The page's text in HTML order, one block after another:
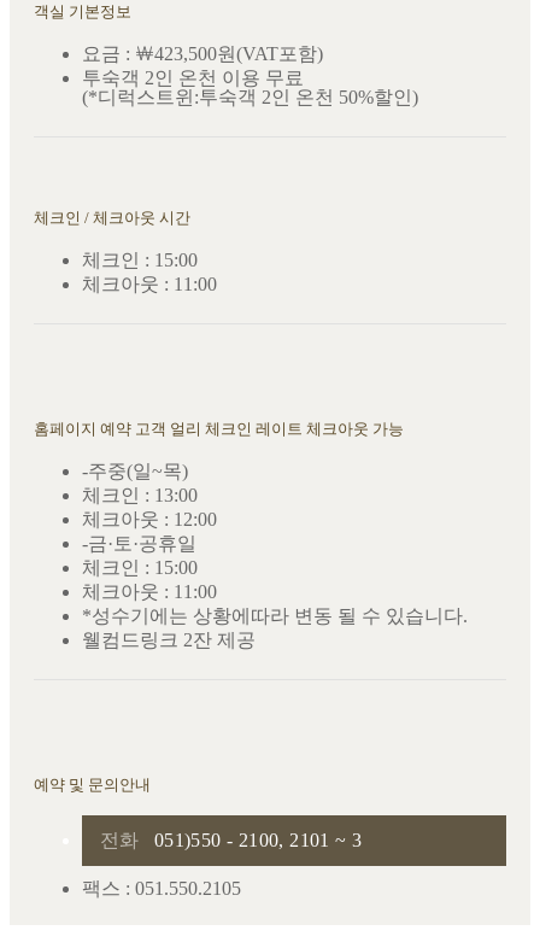
객실 기본정보
요금 : ￦423,500원(VAT포함)
투숙객 2인 온천 이용 무료
(*디럭스트윈:투숙객 2인 온천 50%할인)
체크인 / 체크아웃 시간
체크인 : 15:00
체크아웃 : 11:00
홈페이지 예약 고객 얼리 체크인 레이트 체크아웃 가능
-주중(일~목)
체크인 : 13:00
체크아웃 : 12:00
-금·토·공휴일
체크인 : 15:00
체크아웃 : 11:00
*성수기에는 상황에따라 변동 될 수 있습니다.
웰컴드링크 2잔 제공
예약 및 문의안내
전화 051)550 - 2100, 2101 ~ 3
팩스 : 051.550.2105